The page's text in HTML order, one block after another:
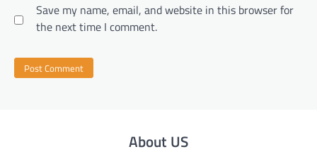
Save my name, email, and website in this browser for
the next time I comment.
About US